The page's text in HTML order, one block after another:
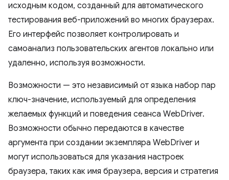
исходным кодом, созданный для автоматического
тестирования веб-приложений во многих браузерах.
Его интерфейс позволяет контролировать и
самоанализ пользовательских агентов локально или
удаленно, используя возможности.
Возможности — это независимый от языка набор пар
ключ-значение, используемый для определения
желаемых функций и поведения сеанса WebDriver.
Возможности обычно передаются в качестве
аргумента при создании экземпляра WebDriver и
могут использоваться для указания настроек
браузера, таких как имя браузера, версия и стратегия